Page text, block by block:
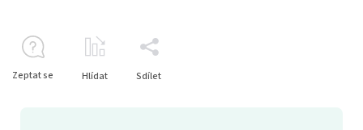
Zeptat se Hlídat Sdílet